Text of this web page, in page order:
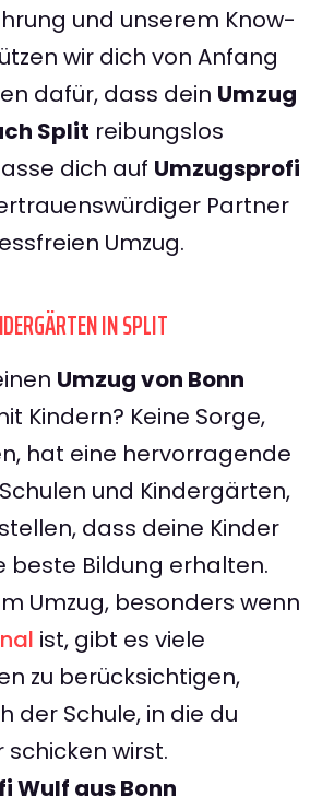
und unserem Know-
wir dich von Anfang
dafür, dass dein Umzug
Split reibungslos
dich auf Umzugsprofi
Partner
Umzug.
IN SPLIT
Umzug von Bonn
Kindern? Keine Sorge,
hat eine hervorragende
und Kindergärten,
dass deine Kinder
beste Bildung erhalten.
Umzug, besonders wenn
ist, gibt es viele
zu berücksichtigen,
der Schule, in die du
schicken wirst.
Wulf aus Bonn